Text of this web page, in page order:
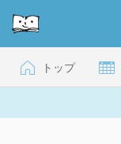
トップ